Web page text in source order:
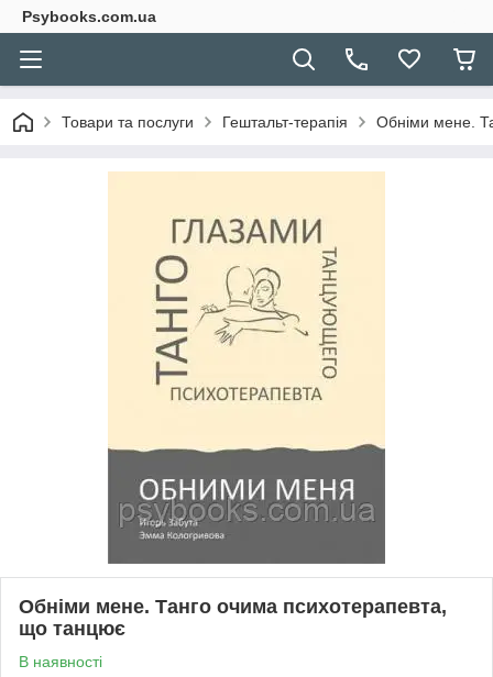
Psybooks.com.ua
Товари та послуги Гештальт-терапія Обніми мене.
Обніми мене. Танго очима психотерапевта,
що танцює
В наявності